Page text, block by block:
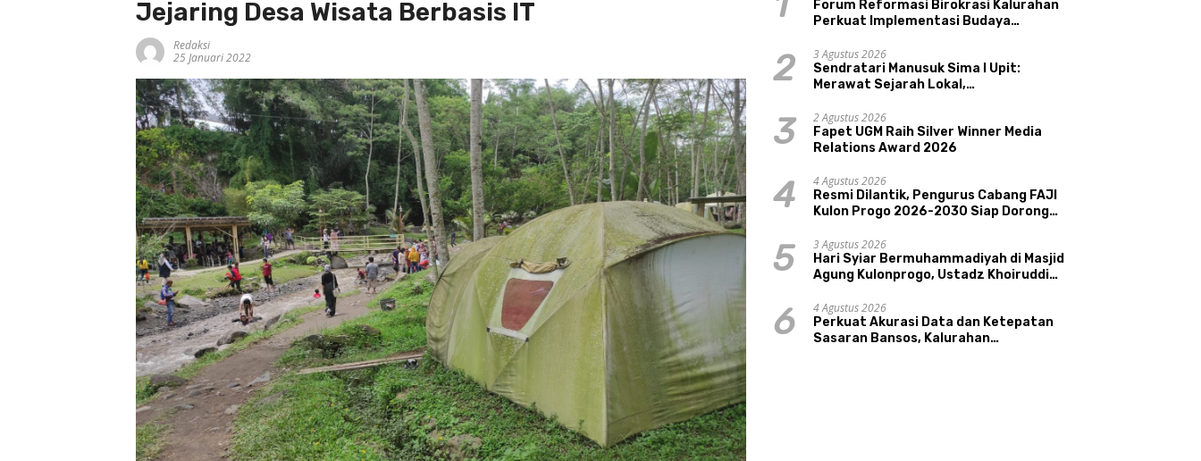
Jejaring Desa Wisata Berbasis IT
Redaksi
25 Januari 2022
Forum Reformasi Birokrasi Kalurahan
Perkuat Implementasi Budaya
Kepamongan DIY
2
3 Agustus 2026
Sendratari Manusuk Sima I Upit:
Merawat Sejarah Lokal,
Pariwisata, dan Ekologi Klaten
3
2 Agustus 2026
Fapet UGM Raih Silver Winner Media
Relations Award 2026
4
4 Agustus 2026
Resmi Dilantik, Pengurus Cabang FAJI
Kulon Progo 2026-2030 Siap Dorong
Sungai Progo
5
3 Agustus 2026
Hari Syiar Bermuhammadiyah di Masjid
Agung Kulonprogo, Ustadz Khoiruddin
Sakinah Adalah Agama
6
4 Agustus 2026
Perkuat Akurasi Data dan Ketepatan
Sasaran Bansos, Kalurahan